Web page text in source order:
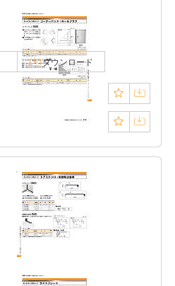
ダウンロード